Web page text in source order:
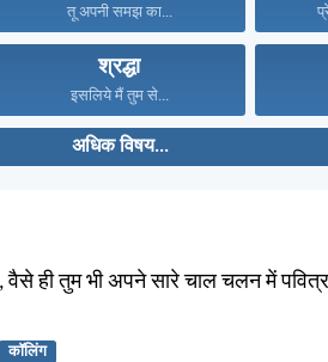
तू अपनी समझ का...
श्रद्धा
इसलिये मैं तुम से...
अधिक विषय...
वैसे ही तुम भी अपने सारे चाल चलन में
कॉलिंग